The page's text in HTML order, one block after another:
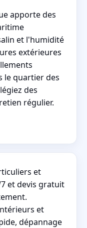
apporte des
et l'humidité
extérieures
le quartier des
des
régulier.
et
et devis gratuit
et
dépannage